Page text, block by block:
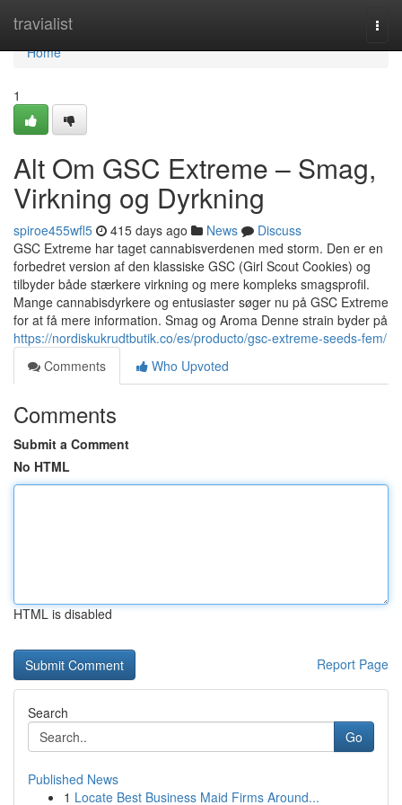
travialist
Home
Home
1
Alt Om GSC Extreme – Smag,
Virkning og Dyrkning
spiroe455wfl5 415 days ago News
Discuss
GSC Extreme har taget cannabisverdenen med storm. Den er en
forbedret version af den klassiske GSC (Girl Scout Cookies) og
tilbyder både stærkere virkning og mere kompleks smagsprofil.
Mange cannabisdyrkere og entusiaster søger nu på GSC Extreme
for at få mere information. Smag og Aroma Denne strain byder på
https://nordiskukrudtbutik.co/es/producto/gsc-extreme-seeds-fem/
Comments
Who Upvoted
Comments
Submit a Comment
No HTML
HTML is disabled
Report Page
Search
Go
Published News
1 Locate Best Business Maid Firms Around...